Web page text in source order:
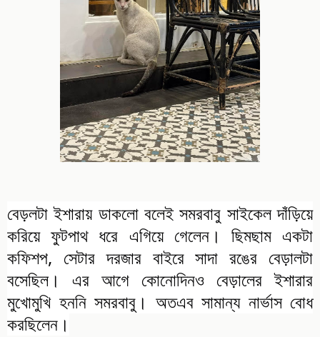
বেড়লটা ইশারায় ডাকলো বলেই সমরবাবু সাইকেল দাঁড়িয়ে
করিয়ে ফুটপাথ ধরে এগিয়ে গেলেন। ছিমছাম একটা
কফিশপ, সেটার দরজার বাইরে সাদা রঙের বেড়ালটা
বসেছিল। এর আগে কোনোদিনও বেড়ালের ইশারার
মুখোমুখি হননি সমরবাবু। অতএব সামান্য নার্ভাস বোধ
করছিলেন।